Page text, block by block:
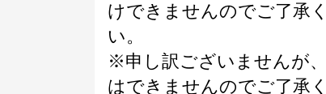
けできませんのでご了承
い。
※申し訳ございませんが
はできませんのでご了承